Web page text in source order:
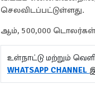
செலவிடப்பட்டுள்ளது.
ஆம், 500,000
உள்நாட்டு மற்றும்
WHATSAPP CHANNEL